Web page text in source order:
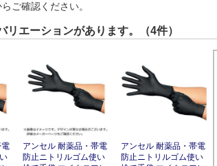
ご確認ください。
リエーションがあります。（4件）
電
アンセル 耐薬品・帯電
防止ニトリルゴム使い
アンセル 耐薬品・帯電
防止ニトリルゴム使い